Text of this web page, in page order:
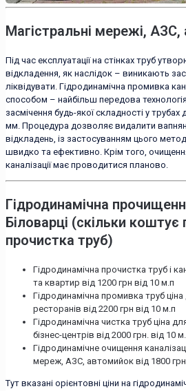
Магістральні мережі,
Під час експлуатації на стінках труб
відкладення, як наслідок – виникають
ліквідувати. Гідродинамічна промивка
способом – найбільш передова
засмічення будь-якої складності у
мм. Процедура дозволяє видалити
відкладень, із застосуванням цього
швидко та ефективно. Крім того,
каналізації має проводитися планово.
Гідродинамічна
Біловарці (скільки коштує
прочистка труб)
Гідродинамічна прочистка труб і
та квартир від 1200 грн від 10 м.п
Гідродинамічна промивка труб
ресторанів від 2200 грн від 10 м.п
Гідродинамічна чистка труб ціна
бізнес-центрів від 2000 грн. від 10
Гідродинамічне очищення
мереж, АЗС, автомийок від 1800 грн
Тут вказані орієнтовні ціни на